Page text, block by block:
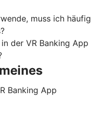
muss ich häufig
der VR Banking App
Banking App